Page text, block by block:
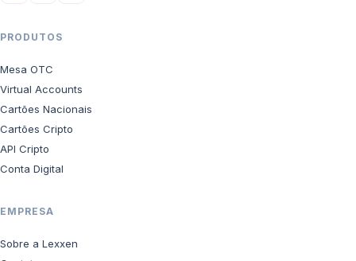
PRODUTOS
Mesa OTC
Virtual Accounts
Cartões Nacionais
Cartões Cripto
API Cripto
Conta Digital
EMPRESA
Sobre a Lexxen